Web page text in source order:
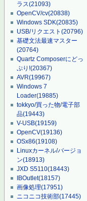
ラス(21093)
OpenCV/cv(20838)
Windows SDK(20835)
USB/リクエスト(20796)
基礎文法最速マスター
(20764)
Quartz Composerにどっ
ぷり!(20367)
AVR(19967)
Windows 7
Loader(19885)
tokkyo/買った物/電子部
品(19443)
V-USB(19159)
OpenCV(19136)
OSx86(19108)
Linuxカーネル/バージョ
ン(18913)
JXD S5110(18443)
IBOutlet(18157)
画像処理(17951)
ニコニコ技術部(17445)